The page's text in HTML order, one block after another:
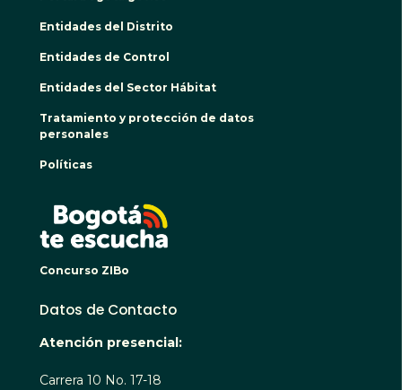
Entidades del Distrito
Entidades de Control
Entidades del Sector Hábitat
Tratamiento y protección de datos
personales
Políticas
Concurso ZIBo
Datos de Contacto
Atención presencial:
Carrera 10 No. 17-18